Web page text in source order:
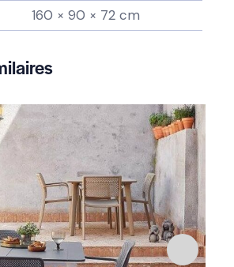
160 × 90 × 72 cm